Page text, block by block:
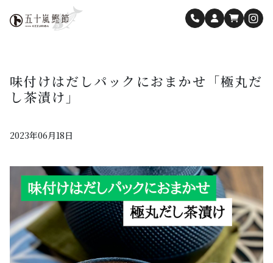
味付けはだしパックにおまかせ「極丸だ
し茶漬け」
2023年06月18日